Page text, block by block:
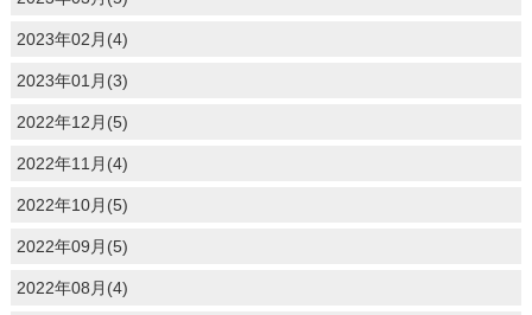
2023年02月(4)
2023年01月(3)
2022年12月(5)
2022年11月(4)
2022年10月(5)
2022年09月(5)
2022年08月(4)